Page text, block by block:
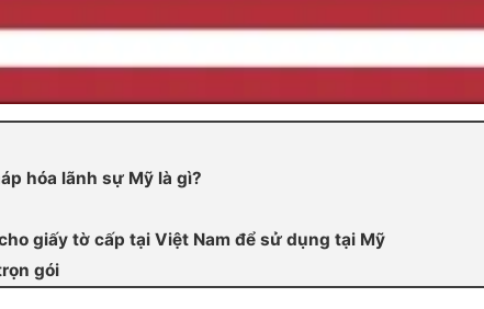
hóa lãnh sự Mỹ là gì?
giấy tờ cấp tại Việt Nam để sử dụng tại Mỹ
gói